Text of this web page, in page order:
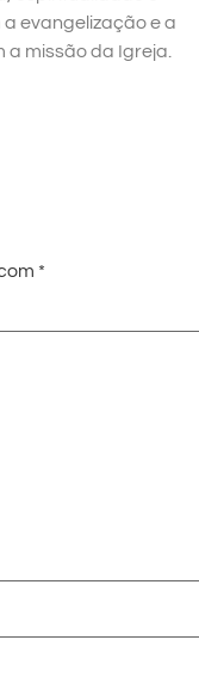
evangelização e a
missão da Igreja.
*